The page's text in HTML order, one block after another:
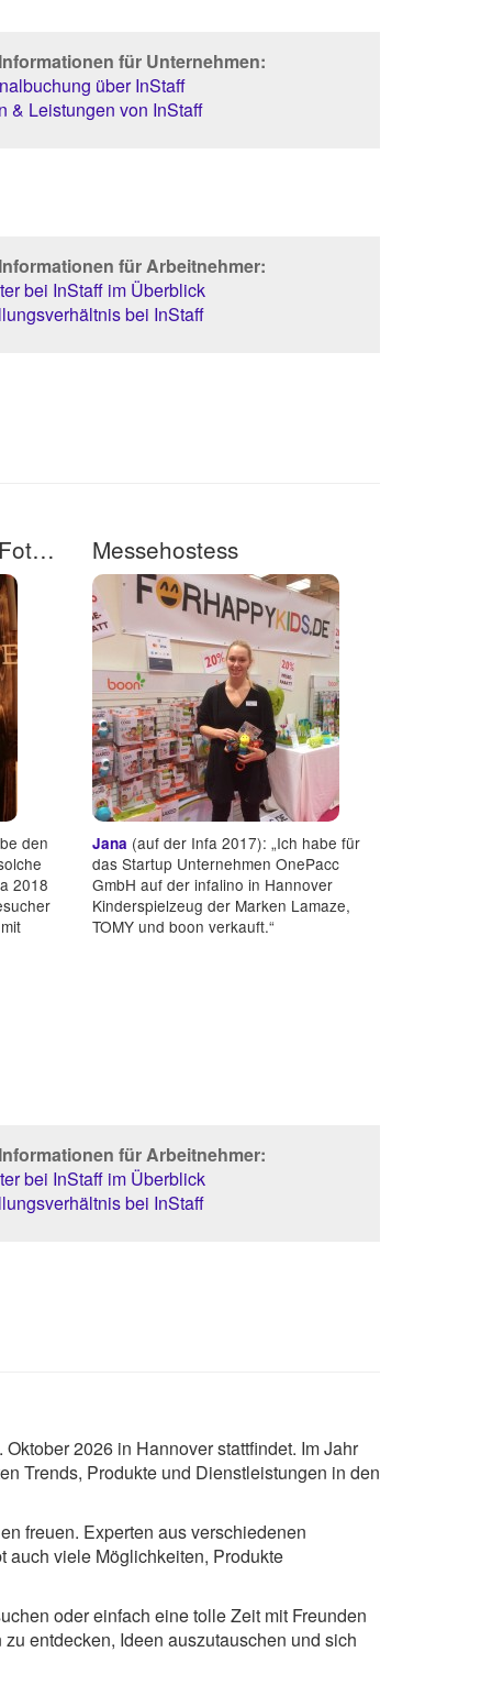
für Unternehmen:
über InStaff
& Leistungen von InStaff
für Arbeitnehmer:
bei InStaff im Überblick
bei InStaff
Betreuung PIxelkiste (Fotobox)
den
2018
Messehostess
Jana (auf der Infa 2017): „Ich habe für
das Startup Unternehmen OnePacc
GmbH auf der infalino in Hannover
Kinderspielzeug der Marken Lamaze,
TOMY und boon verkauft.“
für Arbeitnehmer:
bei InStaff im Überblick
bei InStaff
Oktober 2026 in Hannover stattfindet. Im Jahr
Trends, Produkte und Dienstleistungen in den
freuen. Experten aus verschiedenen
auch viele Möglichkeiten, Produkte
oder einfach eine tolle Zeit mit Freunden
entdecken, Ideen auszutauschen und sich